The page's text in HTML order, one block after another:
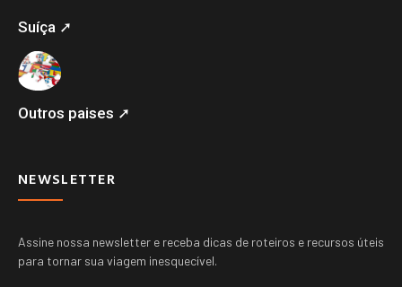
Suíça ➚
Outros paises ➚
NEWSLETTER
Assine nossa newsletter e receba dicas de roteiros e recursos úteis
para tornar sua viagem inesquecível.